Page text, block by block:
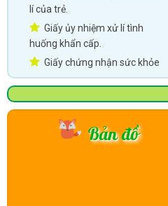
lí của trẻ.
Giấy ủy nhiệm xử lí tình
huống khẩn cấp.
Giấy chứng nhận sức khỏe
Bản đồ